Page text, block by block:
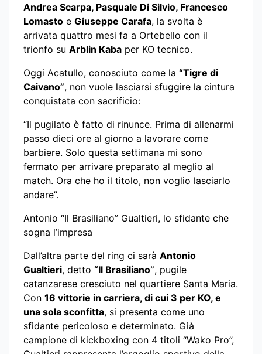
Andrea Scarpa, Pasquale Di Silvio, Francesco
Lomasto e Giuseppe Carafa, la svolta è
arrivata quattro mesi fa a Ortebello con il
trionfo su Arblin Kaba per KO tecnico.
Oggi Acatullo, conosciuto come la “Tigre di
Caivano”, non vuole lasciarsi sfuggire la cintura
conquistata con sacrificio:
“Il pugilato è fatto di rinunce. Prima di allenarmi
passo dieci ore al giorno a lavorare come
barbiere. Solo questa settimana mi sono
fermato per arrivare preparato al meglio al
match. Ora che ho il titolo, non voglio lasciarlo
andare”.
Antonio “Il Brasiliano” Gualtieri, lo sfidante che
sogna l’impresa
Dall’altra parte del ring ci sarà Antonio
Gualtieri, detto “Il Brasiliano”, pugile
catanzarese cresciuto nel quartiere Santa Maria.
Con 16 vittorie in carriera, di cui 3 per KO, e
una sola sconfitta, si presenta come uno
sfidante pericoloso e determinato. Già
campione di kickboxing con 4 titoli “Wako Pro”,